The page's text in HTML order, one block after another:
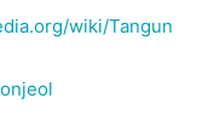
wiki/Tangun